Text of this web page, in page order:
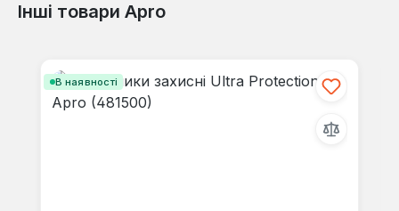
Відгуків не знайдено. Поділіться
Інші товари Apro
В наявності